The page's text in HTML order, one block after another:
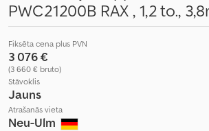
PWC21200B RAX , 1,2 to.,
Fiksēta cena plus PVN
3 076 €
(3 660 € bruto)
Stāvoklis
Jauns
Atrašanās vieta
Neu-Ulm